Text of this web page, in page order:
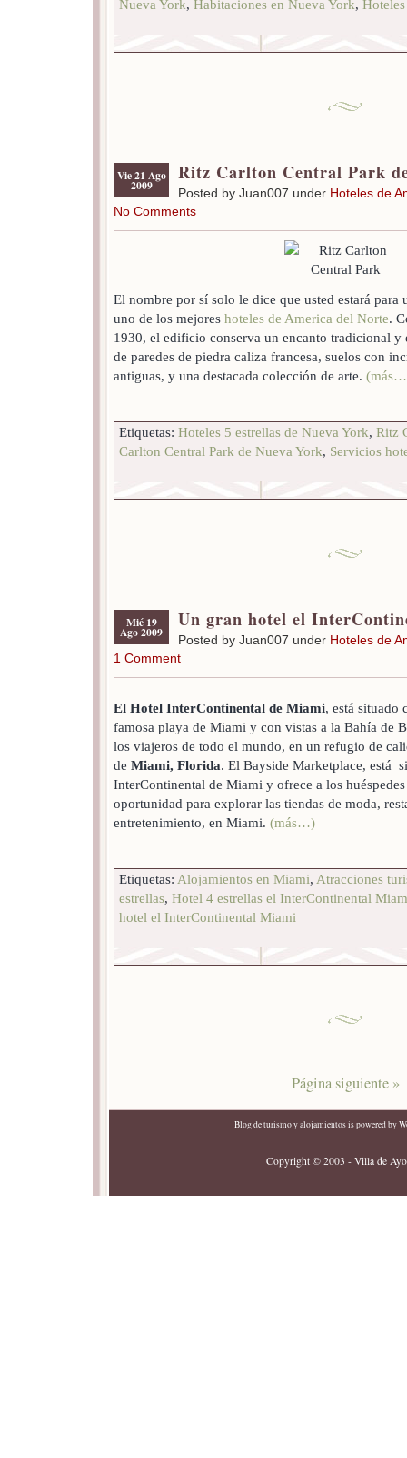
Nueva York, Habitaciones en Nueva York,
Vie 21 Ago
2009
Ritz Carlton Central Park
Posted by Juan007 under Hoteles de
No Comments
El nombre por sí solo le dice que usted estará para
uno de los mejores hoteles de America del Norte.
1930, el edificio conserva un encanto tradicional y
de paredes de piedra caliza francesa, suelos con
antiguas, y una destacada colección de arte.
Etiquetas: Hoteles 5 estrellas de Nueva York, Ritz
Carlton Central Park de Nueva York, Servicios
Mié 19
Ago 2009
Un gran hotel el
Posted by Juan007 under Hoteles de
1 Comment
El Hotel InterContinental de Miami, está situado
famosa playa de Miami y con vistas a la Bahía de
los viajeros de todo el mundo, en un refugio de
de Miami, Florida. El Bayside Marketplace, está
InterContinental de Miami y ofrece a los
oportunidad para explorar las tiendas de moda,
entretenimiento, en Miami. (más…)
Etiquetas: Alojamientos en Miami, Atracciones
estrellas, Hotel 4 estrellas el InterContinental
hotel el InterContinental Miami
Página siguiente »
Blog de turismo y alojamientosis powered by
Copyright © 2003 - Villa de